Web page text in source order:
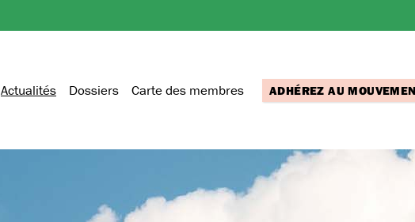
Actualités Dossiers Carte des membres ADHÉREZ AU